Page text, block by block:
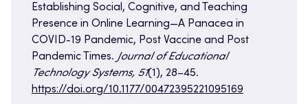
Establishing Social, Cognitive, and Teaching
Presence in Online Learning—A Panacea in
COVID-19 Pandemic, Post Vaccine and Post
Pandemic Times. Journal of Educational
Technology Systems, 51(1), 28–45.
https://doi.org/10.1177/00472395221095169